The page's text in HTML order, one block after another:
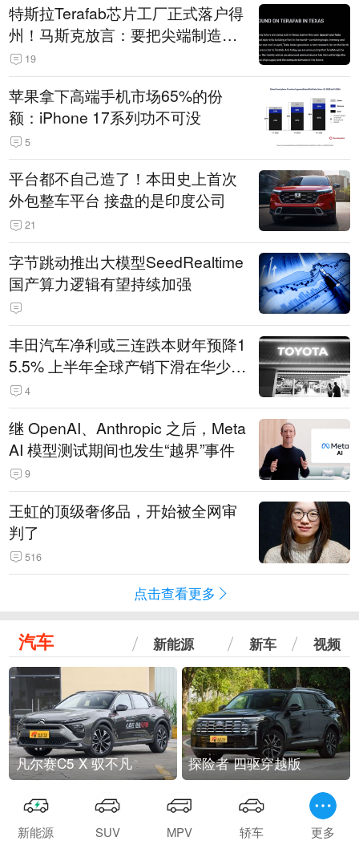
特斯拉Terafab芯片工厂正式落户得
州！马斯克放言：要把尖端制造带
回美国
19
苹果拿下高端手机市场65%的份
额：iPhone 17系列功不可没
5
平台都不自己造了！本田史上首次
外包整车平台 接盘的是印度公司
21
字节跳动推出大模型SeedRealtime
国产算力逻辑有望持续加强
丰田汽车净利或三连跌本财年预降1
5.5% 上半年全球产销下滑在华少卖
14.3万辆
4
继 OpenAI、Anthropic 之后，Meta
AI 模型测试期间也发生“越界”事件
9
王虹的顶级奢侈品，开始被全网审
判了
516
点击查看更多
汽车 新能源 新车 视频
凡尔赛C5 X 驭不凡 探险者 四驱穿越版
新能源 SUV MPV 轿车 更多